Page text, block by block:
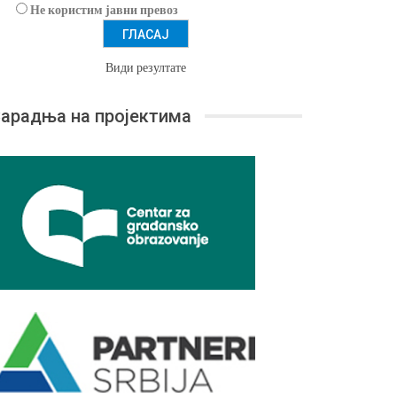
Не користим јавни превоз
Види резултате
на пројектима